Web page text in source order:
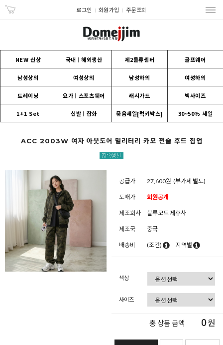
로그인 회원가입 주문조회
NEW 신상 국내ㅣ해외생산 제2물류센터 골프웨어
남성상의 여성상의 남성하의 여성하의
트레이닝 요가ㅣ스포츠웨어 래시가드 빅사이즈
1+1 Set 신발ㅣ잡화 묶음세일[럭키박스] 30~50% 세일
ACC 2003W 여자 아웃도어 밀리터리 카모 전술 후드 집업
공급가 27,600원 (부가세 별도)
도매가 회원공개
제조회사 블루모드 제휴사
제조국 중국
배송비 (조건) 지역별
색상
사이즈
총 상품 금액 0원